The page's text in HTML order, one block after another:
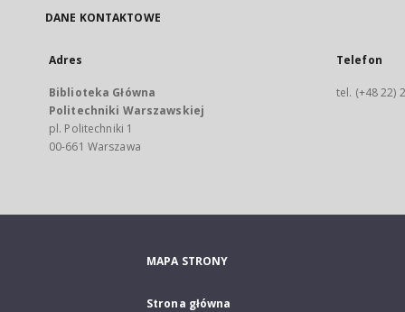
DANE KONTAKTOWE
Adres
Biblioteka Główna
Politechniki Warszawskiej
pl. Politechniki 1
00-661 Warszawa
Telefon
tel. (+48 22)
MAPA STRONY
Strona główna